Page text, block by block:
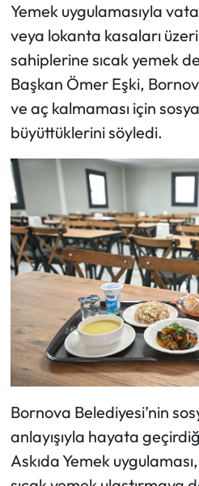
Yemek uygulamasıyla
veya lokanta kasaları
sahiplerine sıcak yemek
Başkan Ömer Eşki,
ve aç kalmaması için
büyüttüklerini söyledi.
Bornova Belediyesi’nin
anlayışıyla hayata
Askıda Yemek